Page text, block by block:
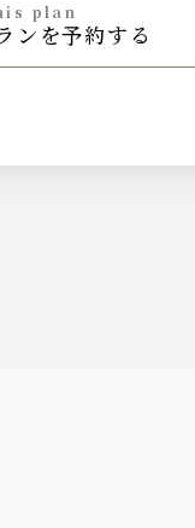
plan
ランを予約する